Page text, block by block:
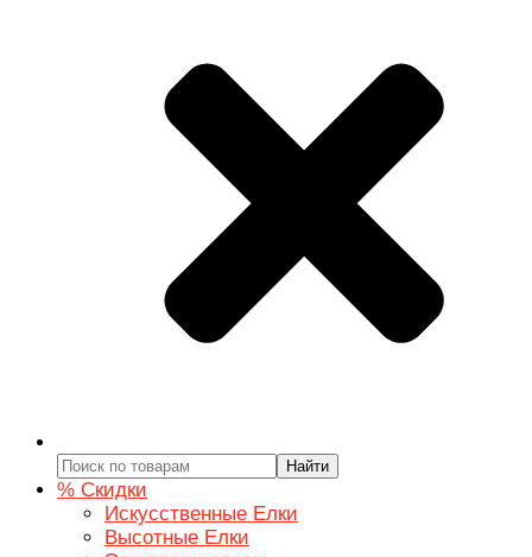
Найти
% Скидки
Искусственные Елки
Высотные Елки